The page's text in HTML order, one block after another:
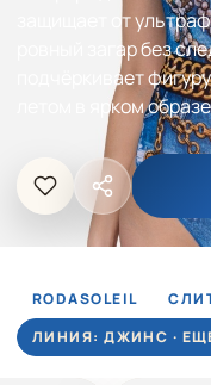
защищает от
ровный загар без
подчёркивает
летом в ярком
RODASOLEIL
ЛИНИЯ: ДЖИНС ·